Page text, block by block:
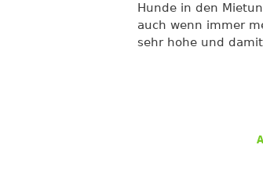
Hunde in den
auch wenn immer
sehr hohe und